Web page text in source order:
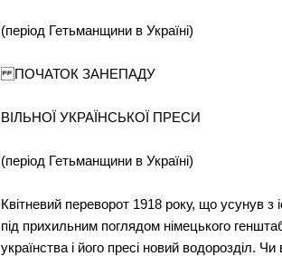
(період Гетьманщини в Україні)
ПОЧАТОК ЗАНЕПАДУ
ВІЛЬНОЇ УКРАЇНСЬКОЇ ПРЕСИ
(період Гетьманщини в Україні)
Квітневий переворот 1918 року, що усунув
під прихильним поглядом німецького
українства і його пресі новий водорозділ.